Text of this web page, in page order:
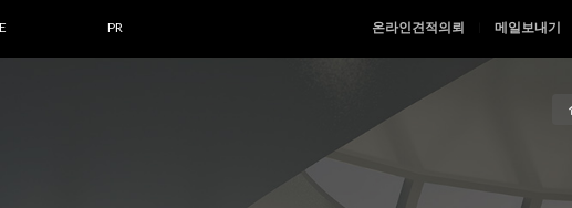
PR 온라인견적의뢰 메일보내기